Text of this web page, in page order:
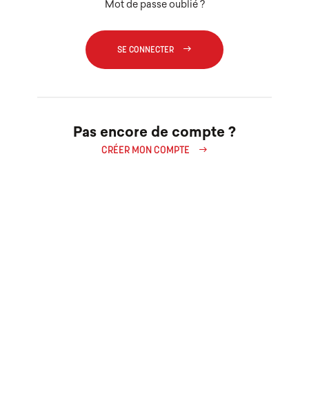
Mot de passe oublié ?
SE CONNECTER east
Pas encore de compte ?
CRÉER MON COMPTE east